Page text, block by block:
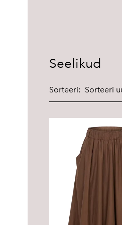
Seelikud
Sorteeri: